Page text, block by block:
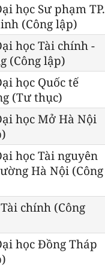
học Sư phạm TP.
(Công lập)
học Tài chính -
(Công lập)
học Quốc tế
(Tư thục)
học Mở Hà Nội
học Tài nguyên
Hà Nội (Công
chính (Công
học Đồng Tháp